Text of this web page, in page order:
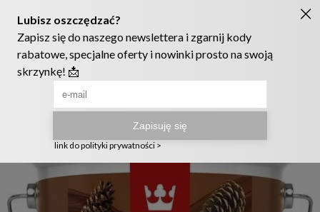
Ruszyła nowa szata graficzna naszego sklepu! ❤️
222905958 sklep@telmak.pl
Farby i tynki Środki do ochrony drewna